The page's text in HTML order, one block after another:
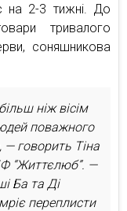
на 2-3 тижні. До
тривалого
соняшникова
ніж вісім
поважного
— говорить Тіна
“Життєлюб”. —
Ба та Ді
переплисти